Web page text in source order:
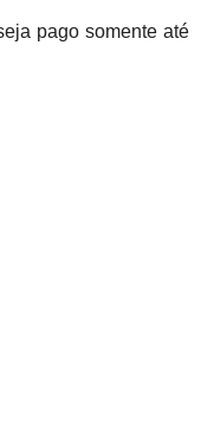
pago somente até